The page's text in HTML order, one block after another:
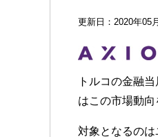
更新日：2020年05
トルコの金融
はこの市場動
対象となるのは